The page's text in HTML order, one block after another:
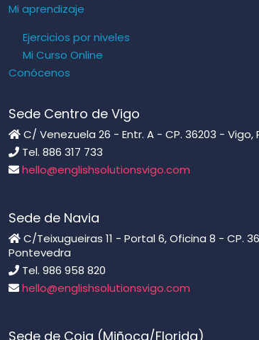
Mi aprendizaje
Ejercicios por niveles
Mi Curso Online
Conócenos
Sede Centro de Vigo
C/ Venezuela 26 - Entr. A - CP. 36203 - Vigo,
Tel. 886 317 733
hello@englishsolutionsvigo.com
Sede de Navia
C/Teixugueiras 11 - Portal 6, Oficina 8 - CP.
Pontevedra
Tel. 986 958 820
hello@englishsolutionsvigo.com
Sede de Coia (Miñoca/Florida)